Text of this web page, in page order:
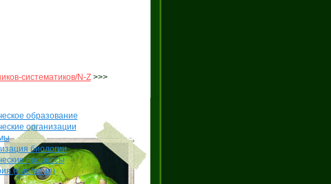
систематиков/N-Z>>>
образование
организации
биологии
процессы
(биология)